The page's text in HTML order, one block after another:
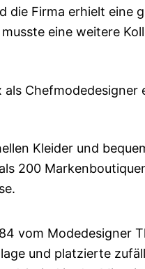
die Firma erhielt eine
eine weitere
Chefmodedesigner
Kleider und
200
vom Modedesigner
und platzierte